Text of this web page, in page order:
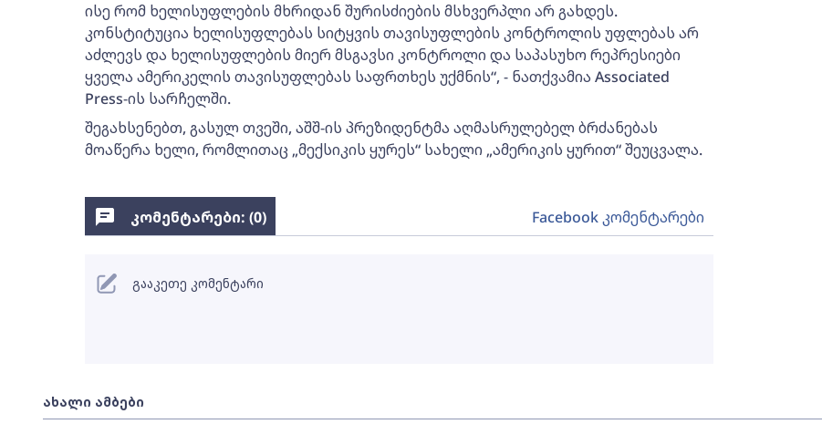
ისე რომ ხელისუფლების მხრიდან შურისძიების მსხვერპლი არ გახდეს.
კონსტიტუცია ხელისუფლებას სიტყვის თავისუფლების კონტროლის უფლებას არ
აძლევს და ხელისუფლების მიერ მსგავსი კონტროლი და საპასუხო რეპრესიები
ყველა ამერიკელის თავისუფლებას საფრთხეს უქმნის“, - ნათქვამია Associated
Press-ის სარჩელში.
შეგახსენებთ, გასულ თვეში, აშშ-ის პრეზიდენტმა აღმასრულებელ ბრძანებას
მოაწერა ხელი, რომლითაც „მექსიკის ყურეს“ სახელი „ამერიკის ყურით“ შეუცვალა.
ახალი ამბები
კომენტარები: (0) Facebook კომენტარები
გააკეთე კომენტარი